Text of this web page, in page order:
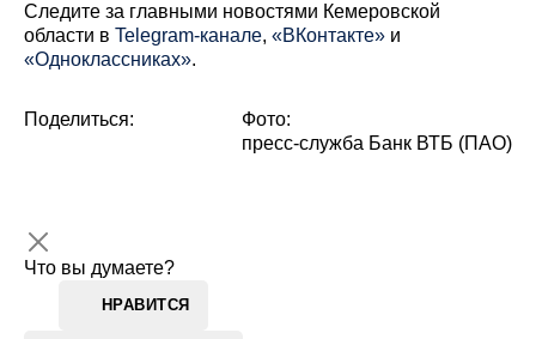
Cледите за главными новостями Кемеровской
области в Telegram-канале, «ВКонтакте» и
«Одноклассниках».
Что вы думаете?
НРАВИТСЯ
Поделиться:
Фото:
пресс-служба Банк ВТБ (ПАО)